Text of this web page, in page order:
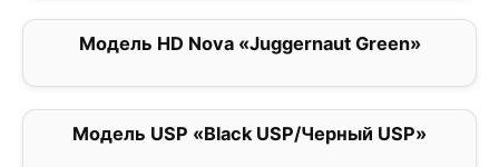
Модель HD Nova «Juggernaut Green»
Модель USP «Black USP/Черный USP»